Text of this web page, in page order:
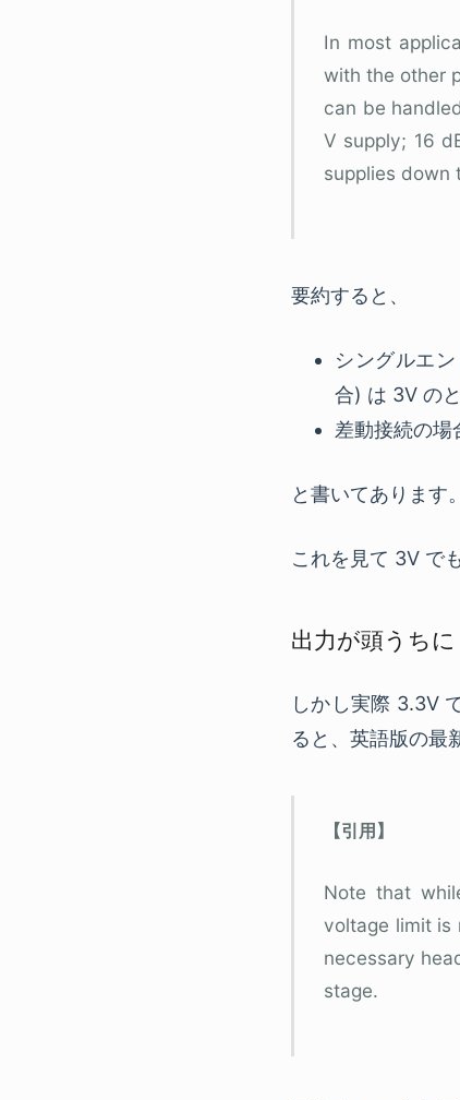
In most
with the other
can be
V supply; 16
supplies down
要約すると、
シングルエ
合) は 3V の
差動接続の
と書いてあります。
これを見て 3V で
出力が頭うちに
しかし実際 3.3V
ると、英語版の最
Note that
voltage limit is
necessary
stage.